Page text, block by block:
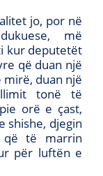
jo, por në
më
kur deputetët
që duan një
duan një
tonë të
orë e çast,
shishe, djegin
që të marrin
për luftën e